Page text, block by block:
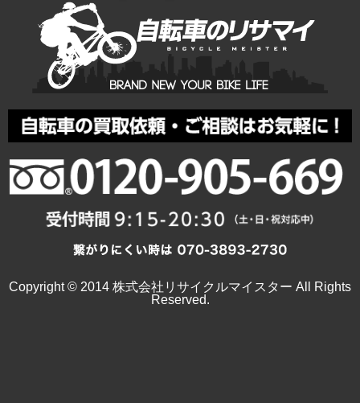
Copyright © 2014 株式会社リサイクルマイスター All Rights
Reserved.